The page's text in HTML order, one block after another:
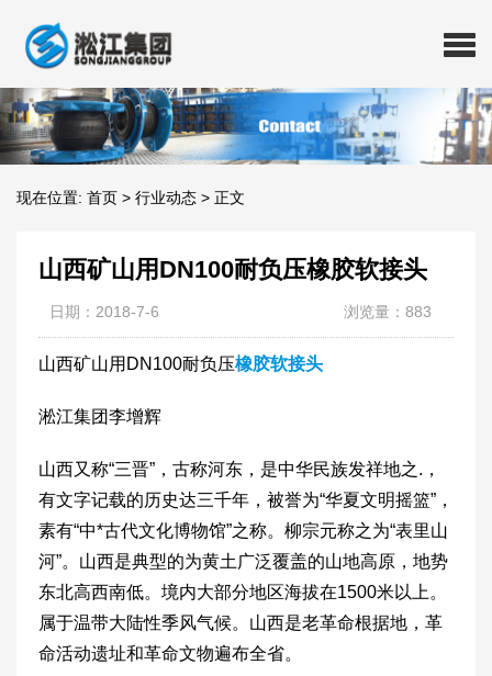
现在位置: 首页 > 行业动态 > 正文
山西矿山用DN100耐负压橡胶软接头
日期：2018-7-6 浏览量：883
山西矿山用DN100耐负压橡胶软接头
淞江集团李增辉
山西又称“三晋”，古称河东，是中华民族发祥地之.，
有文字记载的历史达三千年，被誉为“华夏文明摇篮”，
素有“中*古代文化博物馆”之称。柳宗元称之为“表里山
河”。山西是典型的为黄土广泛覆盖的山地高原，地势
东北高西南低。境内大部分地区海拔在1500米以上。
属于温带大陆性季风气候。山西是老革命根据地，革
命活动遗址和革命文物遍布全省。